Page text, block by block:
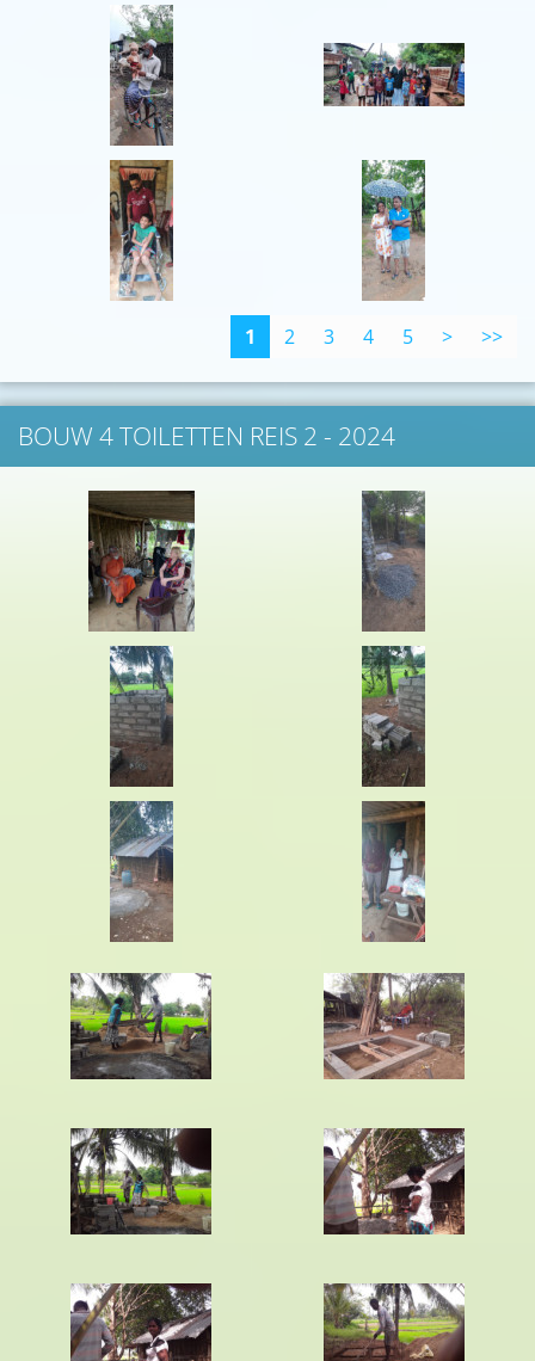
1 2 3 4 5 > >>
BOUW 4 TOILETTEN REIS 2 - 2024